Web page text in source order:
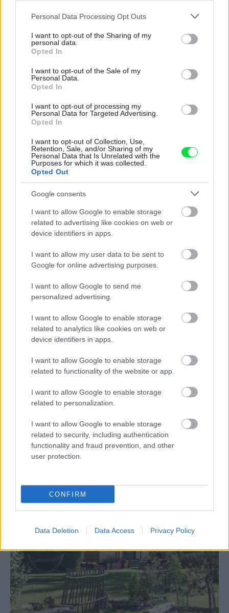
Please note that this website/app uses one or more Google
not limited to your visit or usage behaviour. You may click to
grant or deny consent to Google and its third-party tags to
use your data for below specified purposes in below Google
consent section.
Personal Data Processing Opt Outs
I want to opt-out of the Sharing of my
personal data.
Opted In
I want to opt-out of the Sale of my
Personal Data.
Opted In
I want to opt-out of processing my
Personal Data for Targeted Advertising.
Opted In
I want to opt-out of Collection, Use,
Retention, Sale, and/or Sharing of my
Personal Data that Is Unrelated with the
Purposes for which it was collected.
Opted Out
Google consents
I want to allow Google to enable storage
related to advertising like cookies on web or
device identifiers in apps.
I want to allow my user data to be sent to
Google for online advertising purposes.
I want to allow Google to send me
personalized advertising.
I want to allow Google to enable storage
related to analytics like cookies on web or
device identifiers in apps.
I want to allow Google to enable storage
related to functionality of the website or app.
I want to allow Google to enable storage
related to personalization.
I want to allow Google to enable storage
related to security, including authentication
functionality and fraud prevention, and other
user protection.
CONFIRM
Data Deletion Data Access Privacy Policy
Pozrite si viac
Materiály rozhodujú viac, než si myslíte:
Takto dokážu ovplyvniť atmosféru aj dojem
z bývania
Deti už odrástli, tak si rodičia vytvorili dom
podľa seba. Majú perfektné bývanie pre
svoj život i pre vnúčatá